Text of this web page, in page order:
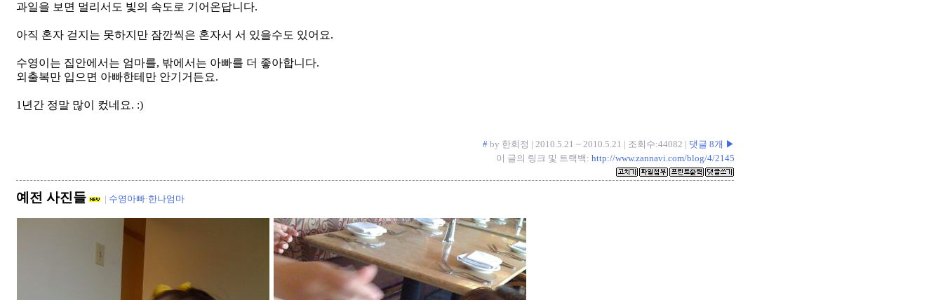
과일을 보면 멀리서도 빛의 속도로 기어온답니다.
아직 혼자 걷지는 못하지만 잠깐씩은 혼자서 서 있을수도 있어요.
수영이는 집안에서는 엄마를, 밖에서는 아빠를 더 좋아합니다.
외출복만 입으면 아빠한테만 안기거든요.
1년간 정말 많이 컸네요. :)
# by 한희정 | 2010.5.21 ~ 2010.5.21 | 조회수:44082 | 댓글 8개 ▶
이 글의 링크 및 트랙백: http://www.zannavi.com/blog/4/2145
예전 사진들 | 수영아빠·한나엄마